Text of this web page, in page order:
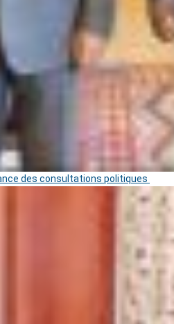
des consultations politiques